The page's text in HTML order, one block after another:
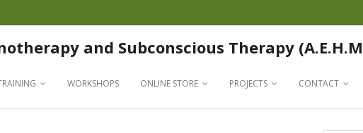
and Subconscious Therapy
WORKSHOPS ONLINE STORE PROJECTS CONTACT